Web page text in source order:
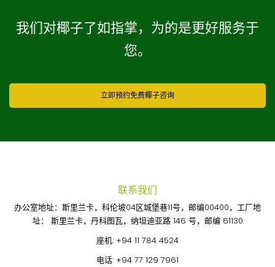
我们对椰子了如指掌，为的是更好服务于
您。
立即预约免费椰子咨询
联系我们
办公室地址：斯里兰卡，科伦坡04区城堡巷11号，邮编00400，工厂地
址： 斯里兰卡，丹科图瓦，纳坦迪亚路 146 号，邮编 61130
座机: +94 11 784 4524
电话: +94 77 129 7961